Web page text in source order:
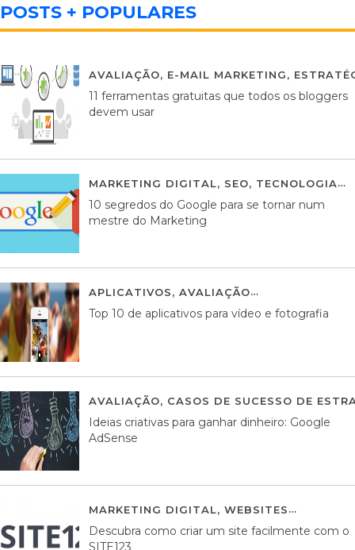
POSTS + POPULARES
AVALIAÇÃO, E-MAIL MARKETING,
11 ferramentas gratuitas que todos os bloggers
devem usar
MARKETING DIGITAL, SEO, TECNOLOGIA
10 segredos do Google para se tornar num
mestre do Marketing
APLICATIVOS, AVALIAÇÃO
Top 10 de aplicativos para vídeo e fotografia
AVALIAÇÃO, CASOS DE SUCESSO DE
Ideias criativas para ganhar dinheiro: Google
AdSense
MARKETING DIGITAL, WEBSITES
Descubra como criar um site facilmente com o
SITE123